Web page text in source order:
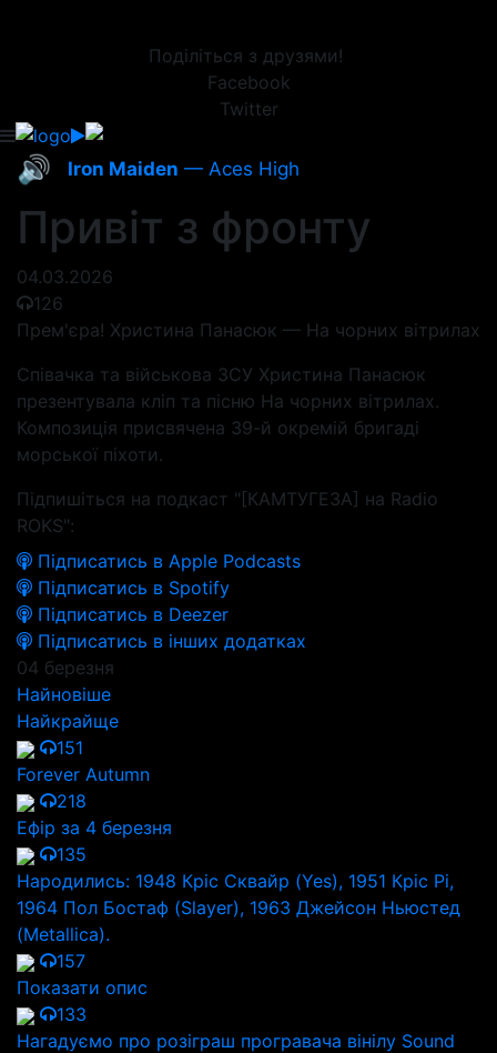
Поділіться з друзями!
Facebook
Twitter
🔊 Iron Maiden — Aces High
Привіт з фронту
04.03.2026
126
Прем'єра! Христина Панасюк — На чорних вітрилах
Співачка та військова ЗСУ Христина Панасюк
презентувала кліп та пісню На чорних вітрилах.
Композиція присвячена 39-й окремій бригаді
морської піхоти.
Підпишіться на подкаст "[КАМТУГЕЗА] на Radio
ROKS":
Підписатись в Apple Podcasts
Підписатись в Spotify
Підписатись в Deezer
Підписатись в інших додатках
04 березня
Найновіше
Найкрайще
151
Forever Autumn
218
Ефір за 4 березня
135
Народились: 1948 Кріс Сквайр (Yes), 1951 Кріс Рі,
1964 Пол Бостаф (Slayer), 1963 Джейсон Ньюстед
(Metallica).
157
Показати опис
133
Нагадуємо про розіграш програвача вінілу Sound